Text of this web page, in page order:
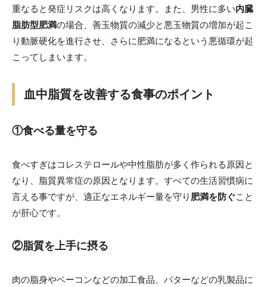
重なると発症リスクは高くなります。また、男性に多い内臓
脂肪型肥満の場合、善玉物質の減少と悪玉物質の増加が起こ
り動脈硬化を進行させ、さらに肥満になるという悪循環が起
こってしまいます。
血中脂質を改善する食事のポイント
①食べる量を守る
食べすぎはコレステロールや中性脂肪が多く作られる原因と
なり、脂質異常症の原因となります。すべての生活習慣病に
言える事ですが、適正なエネルギー量を守り 肥満を防ぐこと
が肝心です。
②脂質を上手に摂る
肉の脂身やベーコンなどの加工食品、バターなどの乳製品に